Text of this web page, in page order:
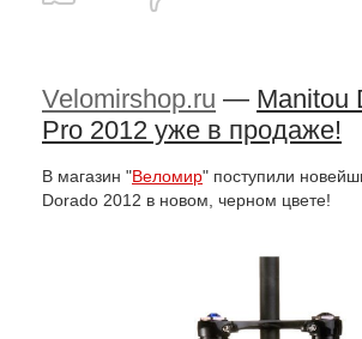
Velomirshop.ru — Manitou
Pro 2012 уже в продаже!
В магазин "Веломир" поступили
Dorado 2012 в новом, черном цвете!